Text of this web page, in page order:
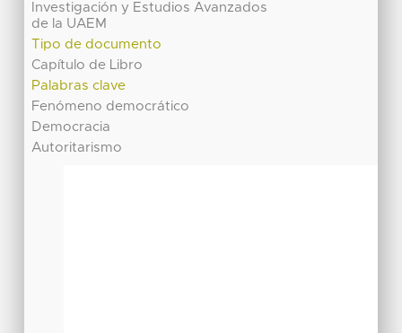
Investigación y Estudios Avanzados
de la UAEM
Tipo de documento
Capítulo de Libro
Palabras clave
Fenómeno democrático
Democracia
Autoritarismo